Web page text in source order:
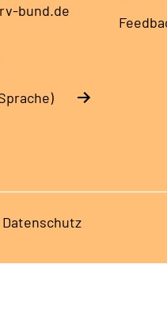
bund.de
Datenschutz